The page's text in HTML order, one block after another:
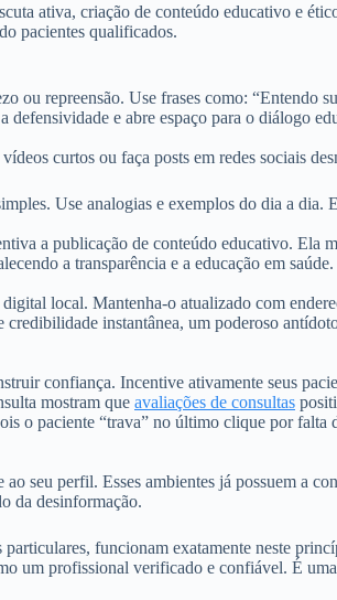
ativa, criação de conteúdo educativo e
pacientes qualificados.
repreensão. Use frases como: “Entendo
defensividade e abre espaço para o diálogo
curtos ou faça posts em redes sociais
Use analogias e exemplos do dia a dia.
a publicação de conteúdo educativo. Ela
a transparência e a educação em
local. Mantenha-o atualizado com
instantânea, um poderoso
confiança. Incentive ativamente seus
mostram que avaliações de consultas
o paciente “trava” no último clique por
seu perfil. Esses ambientes já possuem a
da desinformação.
funcionam exatamente neste
um profissional verificado e confiável. É